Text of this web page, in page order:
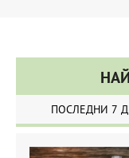
ПОСЛЕДНИ 7